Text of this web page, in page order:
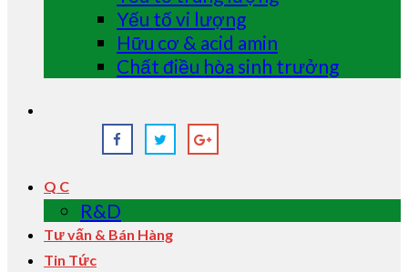
Yếu tố vi lượng
Hữu cơ & acid amin
Chất điều hòa sinh trưởng
Q C
R&D
Tư vấn & Bán Hàng
Tin Tức